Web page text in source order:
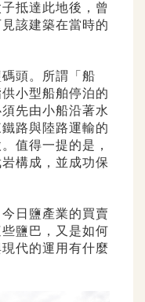
抵達此地後，曾
該建築在當時的
頭。所謂「船
小型船舶停泊的
先由小船沿著水
路與陸路運輸的
值得一提的是，
構成，並成功保
日鹽產業的買賣
鹽巴，又是如何
代的運用有什麼